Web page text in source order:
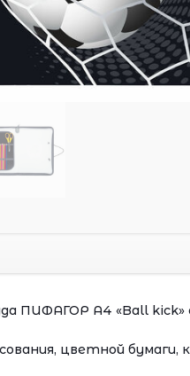
ПИФАГОР А4 «Ball kick»
цветной бумаги,